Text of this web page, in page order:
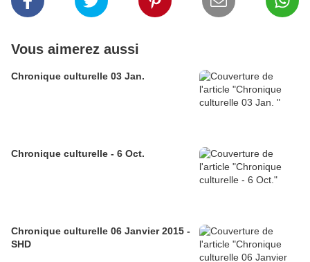
Vous aimerez aussi
Chronique culturelle 03 Jan.
Chronique culturelle - 6 Oct.
Chronique culturelle 06 Janvier 2015 -
SHD